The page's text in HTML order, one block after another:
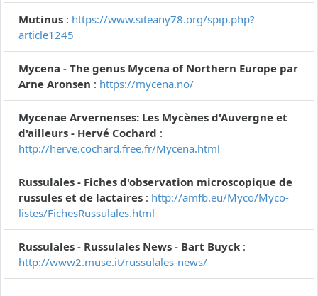
Mutinus : https://www.siteany78.org/spip.php?
article1245
Mycena - The genus Mycena of Northern Europe par
Arne Aronsen : https://mycena.no/
Mycenae Arvernenses: Les Mycènes d'Auvergne et
d'ailleurs - Hervé Cochard :
http://herve.cochard.free.fr/Mycena.html
Russulales - Fiches d'observation microscopique de
russules et de lactaires : http://amfb.eu/Myco/Myco-
listes/FichesRussulales.html
Russulales - Russulales News - Bart Buyck :
http://www2.muse.it/russulales-news/